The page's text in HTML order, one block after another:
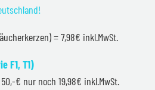
= 7,98€ inkl.MwSt.
F1, T1)
€ nur noch 19,98€ inkl.MwSt.